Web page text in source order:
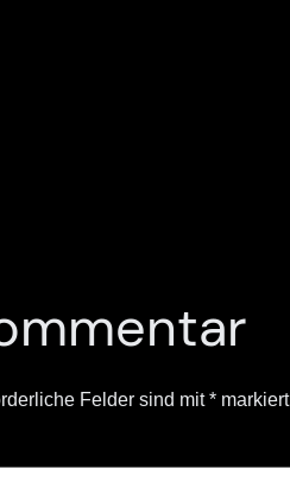
Felder sind mit* markiert